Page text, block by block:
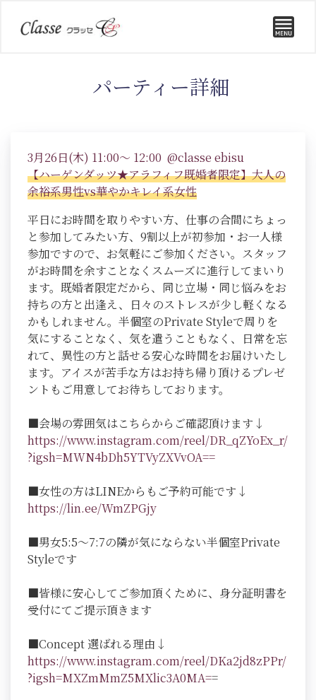
パーティー詳細
3月26日(木) 11:00～ 12:00 @classe ebisu
【ハーゲンダッツ★アラフィフ既婚者限定】大人の
余裕系男性vs華やかキレイ系女性
平日にお時間を取りやすい方、仕事の合間にちょっ
と参加してみたい方、9割以上が初参加・お一人様
参加ですので、お気軽にご参加ください。スタッフ
がお時間を余すことなくスムーズに進行してまいり
ます。既婚者限定だから、同じ立場・同じ悩みをお
持ちの方と出逢え、日々のストレスが少し軽くなる
かもしれません。半個室のPrivate Styleで周りを
気にすることなく、気を遣うこともなく、日常を忘
れて、異性の方と話せる安心な時間をお届けいたし
ます。アイスが苦手な方はお持ち帰り頂けるプレゼ
ントもご用意してお待ちしております。
■会場の雰囲気はこちらからご確認頂けます↓
https://www.instagram.com/reel/DR_qZYoEx_r/
?igsh=MWN4bDh5YTVyZXVvOA==
■女性の方はLINEからもご予約可能です↓
https://lin.ee/WmZPGjy
■男女5:5～7:7の隣が気にならない半個室Private
Styleです
■皆様に安心してご参加頂くために、身分証明書を
受付にてご提示頂きます
■Concept 選ばれる理由↓
https://www.instagram.com/reel/DKa2jd8zPPr/
?igsh=MXZmMmZ5MXlic3A0MA==